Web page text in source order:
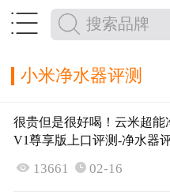

小米净水器评测
很贵但是很好喝！云米超能
V1尊享版上口评测-净水器
 13661  02-16